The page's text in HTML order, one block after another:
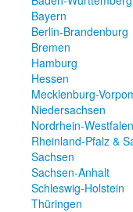
Bayern
Berlin-Brandenburg
Bremen
Hamburg
Hessen
Mecklenburg-
Niedersachsen
Nordrhein-Westfalen
Rheinland-Pfalz &
Sachsen
Sachsen-Anhalt
Schleswig-Holstein
Thüringen